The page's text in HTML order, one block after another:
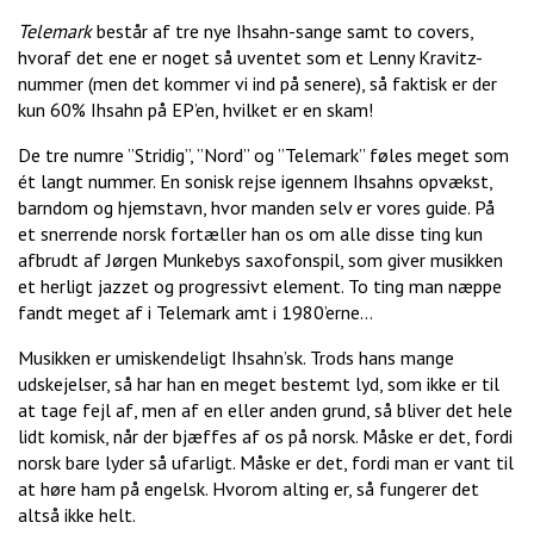
Telemarkbestår af tre nye Ihsahn-sange samt to covers,
hvoraf det ene er noget så uventet som et Lenny Kravitz-
nummer (men det kommer vi ind på senere), så faktisk er der
kun 60% Ihsahn på EP’en, hvilket er en skam!
De tre numre ”Stridig”, ”Nord” og ”Telemark” føles meget som
ét langt nummer. En sonisk rejse igennem Ihsahns opvækst,
barndom og hjemstavn, hvor manden selv er vores guide. På
et snerrende norsk fortæller han os om alle disse ting kun
afbrudt af Jørgen Munkebys saxofonspil, som giver musikken
et herligt jazzet og progressivt element. To ting man næppe
fandt meget af i Telemark amt i 1980’erne…
Musikken er umiskendeligt Ihsahn’sk. Trods hans mange
udskejelser, så har han en meget bestemt lyd, som ikke er til
at tage fejl af, men af en eller anden grund, så bliver det hele
lidt komisk, når der bjæffes af os på norsk. Måske er det, fordi
norsk bare lyder så ufarligt. Måske er det, fordi man er vant til
at høre ham på engelsk. Hvorom alting er, så fungerer det
altså ikke helt.